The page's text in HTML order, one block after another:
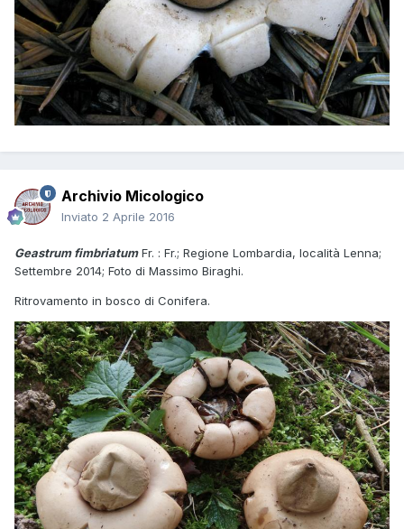
Archivio Micologico
Inviato 2 Aprile 2016
Geastrum fimbriatumFr. : Fr.; Regione Lombardia, località Lenna;
Settembre 2014; Foto di Massimo Biraghi.
Ritrovamento in bosco di Conifera.